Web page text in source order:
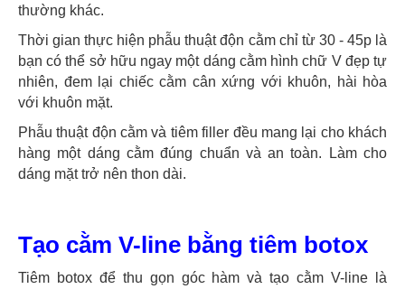
thường khác.
Thời gian thực hiện phẫu thuật độn cằm chỉ từ 30 - 45p là
bạn có thể sở hữu ngay một dáng cằm hình chữ V đẹp tự
nhiên, đem lại chiếc cằm cân xứng với khuôn, hài hòa
với khuôn mặt.
Phẫu thuật độn cằm và tiêm filler đều mang lại cho khách
hàng một dáng cằm đúng chuẩn và an toàn. Làm cho
dáng mặt trở nên thon dài.
Tạo cằm V-line bằng tiêm botox
Tiêm botox để thu gọn góc hàm và tạo cằm V-line là